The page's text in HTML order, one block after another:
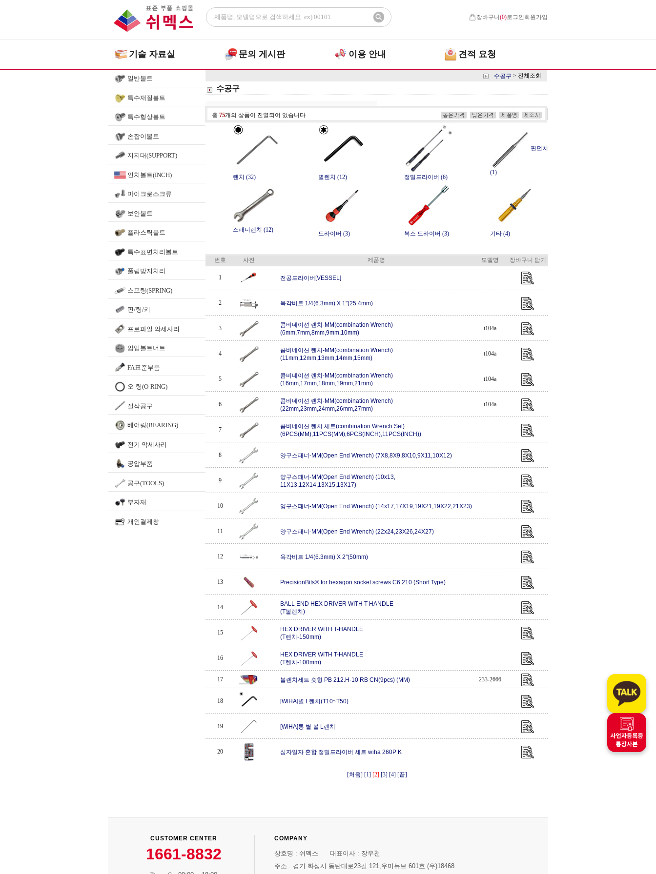
장바구니(0)로그인 회원가입
기술 자료실 문의 게시판 이용 안내 견적 요청
일반볼트
특수재질볼트
특수형상볼트
손잡이볼트
지지대(SUPPORT)
인치볼트(INCH)
마이크로스크류
보안볼트
플라스틱볼트
특수표면처리볼트
풀림방지처리
스프링(SPRING)
핀/링/키
프로파일 악세사리
압입볼트너트
FA표준부품
오-링(O-RING)
절삭공구
베어링(BEARING)
전기 악세사리
공압부품
공구(TOOLS)
부자재
개인결제창
수공구 > 전체조회
수공구
총 75개의 상품이 진열되어 있습니다
렌치 (32) 별렌치 (12) 정밀드라이버 (6)
핀펀치
(1)
스패너렌치 (12)
드라이버 (3) 복스 드라이버 (3) 기타 (4)
번호 사진 제품명 모델명 장바구니 담기
1 전공드라이버[VESSEL]
2 육각비트 1/4(6.3mm) X 1"(25.4mm)
3
콤비네이션 렌치-MM(combination Wrench)
(6mm,7mm,8mm,9mm,10mm)
t104a
4
콤비네이션 렌치-MM(combination Wrench)
(11mm,12mm,13mm,14mm,15mm)
t104a
5
콤비네이션 렌치-MM(combination Wrench)
(16mm,17mm,18mm,19mm,21mm)
t104a
6
콤비네이션 렌치-MM(combination Wrench)
(22mm,23mm,24mm,26mm,27mm)
t104a
7
콤비네이션 렌치 세트(combination Wrench Set)
(6PCS(MM),11PCS(MM),6PCS(INCH),11PCS(INCH))
8 양구스패너-MM(Open End Wrench) (7X8,8X9,8X10,9X11,10X12)
9
양구스패너-MM(Open End Wrench) (10x13,
11X13,12X14,13X15,13X17)
10 양구스패너-MM(Open End Wrench) (14x17,17X19,19X21,19X22,21X23)
11 양구스패너-MM(Open End Wrench) (22x24,23X26,24X27)
12 육각비트 1/4(6.3mm) X 2"(50mm)
13 PrecisionBits® for hexagon socket screws C6.210 (Short Type)
14
BALL END HEX DRIVER WITH T-HANDLE
(T볼렌치)
15
HEX DRIVER WITH T-HANDLE
(T렌치-150mm)
16
HEX DRIVER WITH T-HANDLE
(T렌치-100mm)
17 볼렌치세트 숏형 PB 212.H-10 RB CN(9pcs) (MM) 233-2666
18 [WIHA]별 L렌치(T10~T50)
19 [WIHA]롱 별 볼 L렌치
20 십자일자 혼합 정밀드라이버 세트 wiha 260P K
[처음] [1] [2] [3] [4] [끝]
CUSTOMER CENTER
1661-8832
COMPANY
상호명 : 쉬멕스 대표이사 : 장우천
주소 : 경기 화성시 동탄대로23길 121,우미뉴브 601호 (우)18468